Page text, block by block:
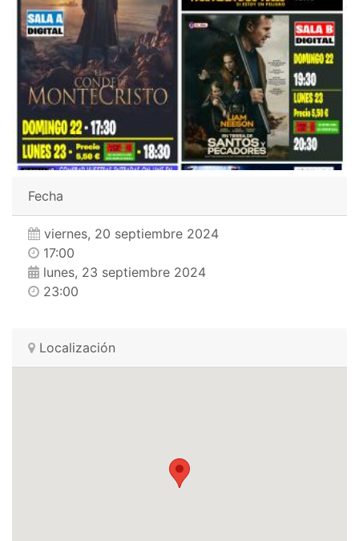
Fecha
viernes, 20 septiembre 2024
17:00
lunes, 23 septiembre 2024
23:00
Localización